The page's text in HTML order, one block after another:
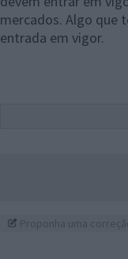
mercados. Algo que
entrada em vigor.